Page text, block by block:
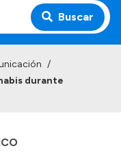
Buscar
/
durante